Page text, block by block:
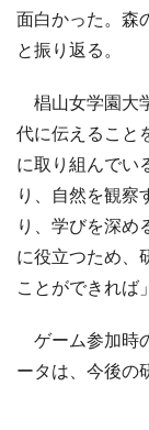
面白かった。森
と振り返る。
椙山女学園大
代に伝えること
に取り組んでい
り、自然を観察
り、学びを深め
に役立つため、
ことができれば
ゲーム参加時
ータは、今後の